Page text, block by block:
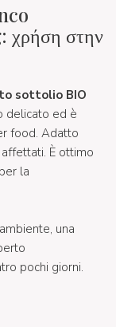
στην
sottolio BIO
delicato ed è
food. Adatto
È ottimo
la
una
pochi giorni.